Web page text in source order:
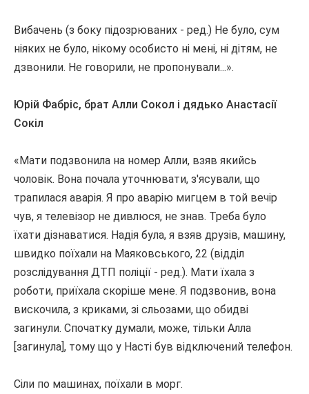
Вибачень (з боку підозрюваних - ред.) Не було, сум
ніяких не було, нікому особисто ні мені, ні дітям, не
дзвонили. Не говорили, не пропонували...».
Юрій Фабріс, брат Алли Сокол і дядько Анастасії
Сокіл
«Мати подзвонила на номер Алли, взяв якийсь
чоловік. Вона почала уточнювати, з'ясували, що
трапилася аварія. Я про аварію мигцем в той вечір
чув, я телевізор не дивлюся, не знав. Треба було
їхати дізнаватися. Надія була, я взяв друзів, машину,
швидко поїхали на Маяковського, 22 (відділ
розслідування ДТП поліції - ред.). Мати їхала з
роботи, приїхала скоріше мене. Я подзвонив, вона
вискочила, з криками, зі сльозами, що обидві
загинули. Спочатку думали, може, тільки Алла
[загинула], тому що у Насті був відключений телефон.
Сіли по машинах, поїхали в морг.